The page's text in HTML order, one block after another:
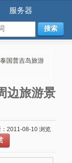
服务器
搜索
国普吉岛旅游
边旅游景
2011-08-10 浏览